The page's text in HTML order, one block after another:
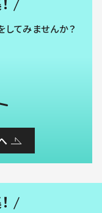
してみませんか？